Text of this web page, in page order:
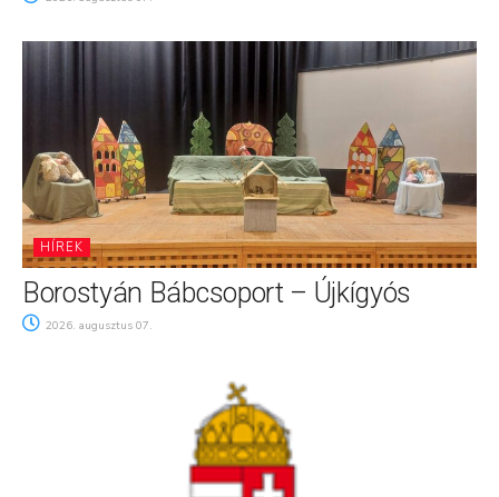
HÍREK
Borostyán Bábcsoport – Újkígyós
2026. augusztus 07.